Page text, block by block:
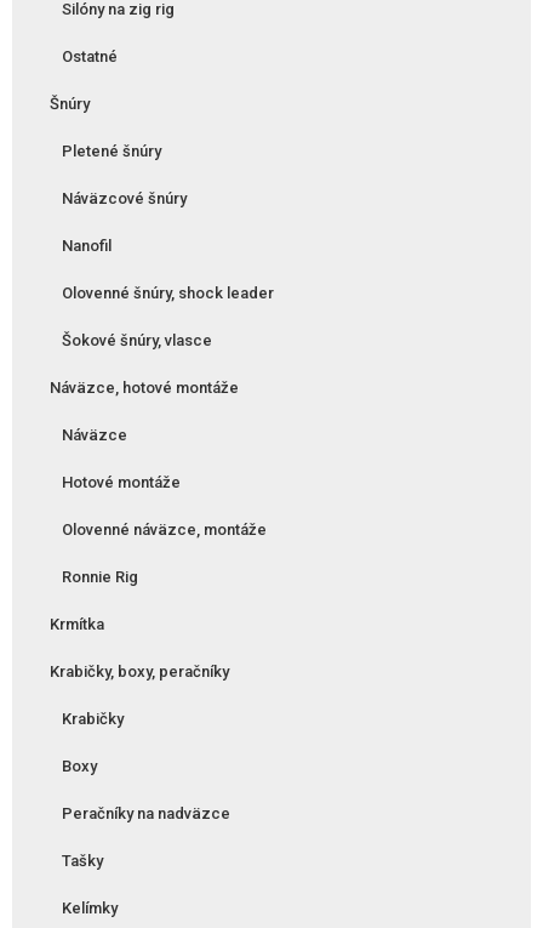
Silóny na zig rig
Ostatné
Šnúry
Pletené šnúry
Náväzcové šnúry
Nanofil
Olovenné šnúry, shock leader
Šokové šnúry, vlasce
Náväzce, hotové montáže
Náväzce
Hotové montáže
Olovenné náväzce, montáže
Ronnie Rig
Krmítka
Krabičky, boxy, peračníky
Krabičky
Boxy
Peračníky na nadväzce
Tašky
Kelímky